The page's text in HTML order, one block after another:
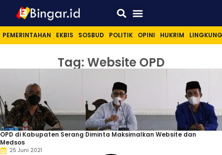
PEMERINTAHAN EKBIS SOSBUD POLITIK OPINI HUKRIM
Tag: Website OPD
OPD di Kabupaten Serang Diminta Maksimalkan Website dan
Medsos
25 Juni 2021